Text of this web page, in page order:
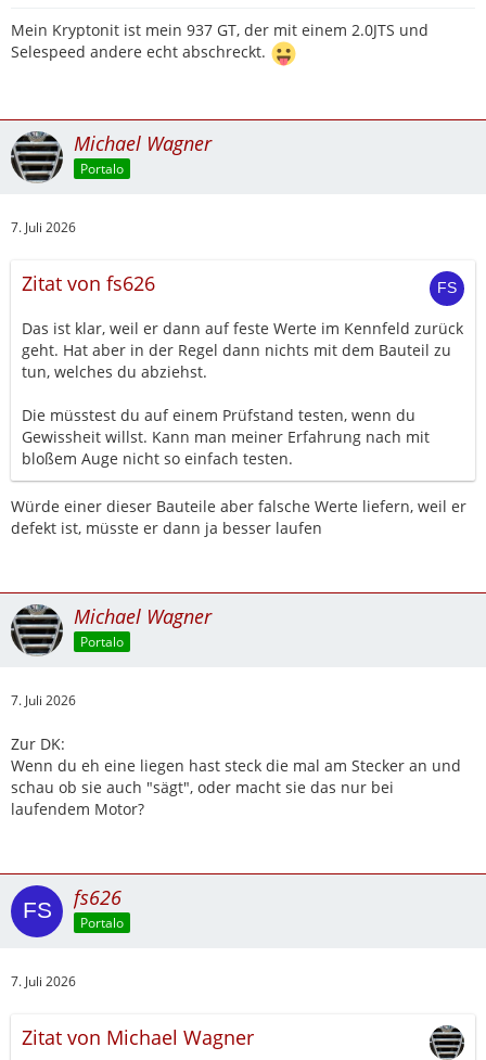
Mein Kryptonit ist mein 937 GT, der mit einem 2.0JTS und
Selespeed andere echt abschreckt.
Michael Wagner
Portalo
7. Juli 2026
Zitat von fs626
Das ist klar, weil er dann auf feste Werte im Kennfeld zurück
geht. Hat aber in der Regel dann nichts mit dem Bauteil zu
tun, welches du abziehst.
Die müsstest du auf einem Prüfstand testen, wenn du
Gewissheit willst. Kann man meiner Erfahrung nach mit
bloßem Auge nicht so einfach testen.
Würde einer dieser Bauteile aber falsche Werte liefern, weil er
defekt ist, müsste er dann ja besser laufen
Michael Wagner
Portalo
7. Juli 2026
Zur DK:
Wenn du eh eine liegen hast steck die mal am Stecker an und
schau ob sie auch "sägt", oder macht sie das nur bei
laufendem Motor?
fs626
Portalo
7. Juli 2026
Zitat von Michael Wagner